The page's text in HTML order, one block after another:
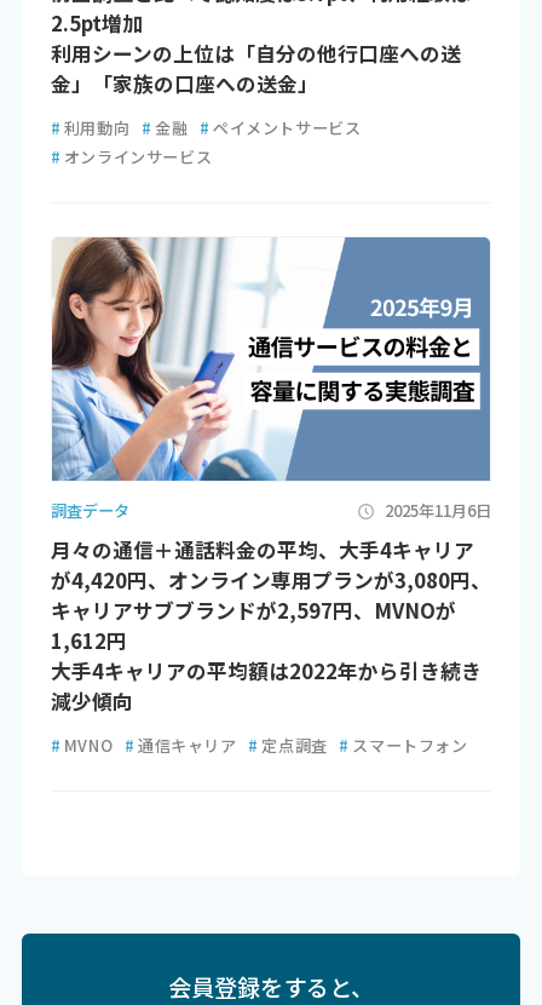
2.5pt増加
利用シーンの上位は「自分の他行口座への送
金」「家族の口座への送金」
# 利用動向 # 金融 # ペイメントサービス
# オンラインサービス
調査データ 2025年11月6日
月々の通信＋通話料金の平均、大手4キャリア
が4,420円、オンライン専用プランが3,080円、
キャリアサブブランドが2,597円、MVNOが
1,612円
大手4キャリアの平均額は2022年から引き続き
減少傾向
# MVNO # 通信キャリア # 定点調査 # スマートフォン
会員登録をすると、